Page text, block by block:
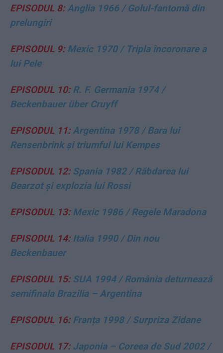
EPISODUL 8:Anglia 1966 / Golul-fantomă din
prelungiri
EPISODUL 9:Mexic 1970 / Tripla încoronare a
lui Pele
EPISODUL 10:R. F. Germania 1974 /
Beckenbauer über Cruyff
EPISODUL 11:Argentina 1978 / Bara lui
Rensenbrink și triumful lui Kempes
EPISODUL 12:Spania 1982 / Răbdarea lui
Bearzot și explozia lui Rossi
EPISODUL 13:Mexic 1986 / Regele Maradona
EPISODUL 14:Italia 1990 / Din nou
Beckenbauer
EPISODUL 15:SUA 1994 / România deturnează
semifinala Brazilia – Argentina
EPISODUL 16:Franța 1998 / Surpriza Zidane
EPISODUL 17:Japonia – Coreea de Sud 2002 /